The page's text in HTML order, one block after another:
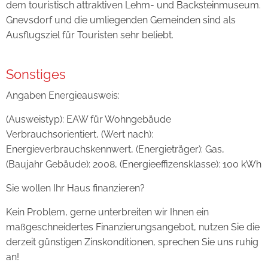
dem touristisch attraktiven Lehm- und Backsteinmuseum.
Gnevsdorf und die umliegenden Gemeinden sind als
Ausflugsziel für Touristen sehr beliebt.
Sonstiges
Angaben Energieausweis:
(Ausweistyp): EAW für Wohngebäude
Verbrauchsorientiert, (Wert nach):
Energieverbrauchskennwert, (Energieträger): Gas,
(Baujahr Gebäude): 2008, (Energieeffizensklasse): 100 kWh
Sie wollen Ihr Haus finanzieren?
Kein Problem, gerne unterbreiten wir Ihnen ein
maßgeschneidertes Finanzierungsangebot, nutzen Sie die
derzeit günstigen Zinskonditionen, sprechen Sie uns ruhig
an!